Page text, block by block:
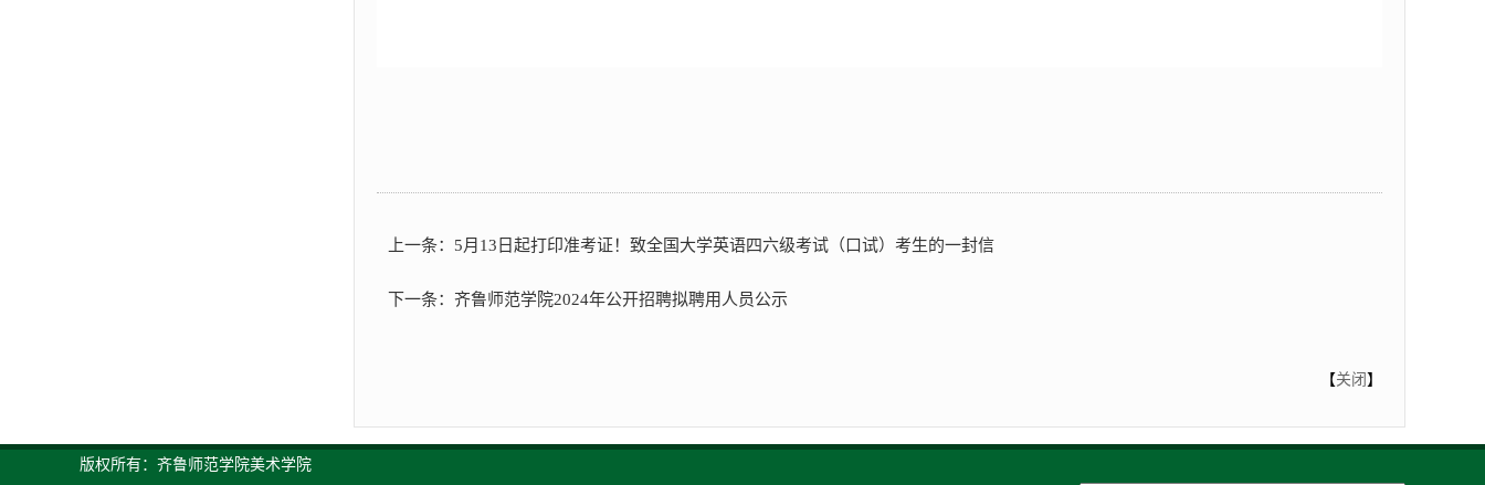
上一条： 5月13日起打印准考证！致全国大学英语四六级考试（口试）考生的一封信
下一条： 齐鲁师范学院2024年公开招聘拟聘用人员公示
【关闭 】
版权所有：齐鲁师范学院美术学院